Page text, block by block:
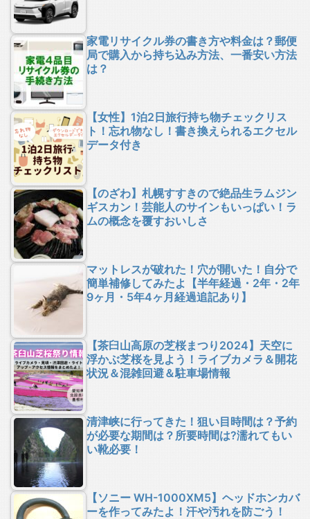
家電リサイクル券の書き方や料金は？郵便
局で購入から持ち込み方法、一番安い方法
は？
【女性】1泊2日旅行持ち物チェックリス
ト！忘れ物なし！書き換えられるエクセル
データ付き
【のざわ】札幌すすきので絶品生ラムジン
ギスカン！芸能人のサインもいっぱい！ラ
ムの概念を覆すおいしさ
マットレスが破れた！穴が開いた！自分で
簡単補修してみたよ【半年経過・2年・2年
9ヶ月・5年4ヶ月経過追記あり】
【茶臼山高原の芝桜まつり2024】天空に
浮かぶ芝桜を見よう！ライブカメラ＆開花
状況＆混雑回避＆駐車場情報
清津峡に行ってきた！狙い目時間は？予約
が必要な期間は？所要時間は?濡れてもい
い靴必要！
【ソニー WH-1000XM5】ヘッドホンカバ
ーを作ってみたよ！汗や汚れを防ごう！